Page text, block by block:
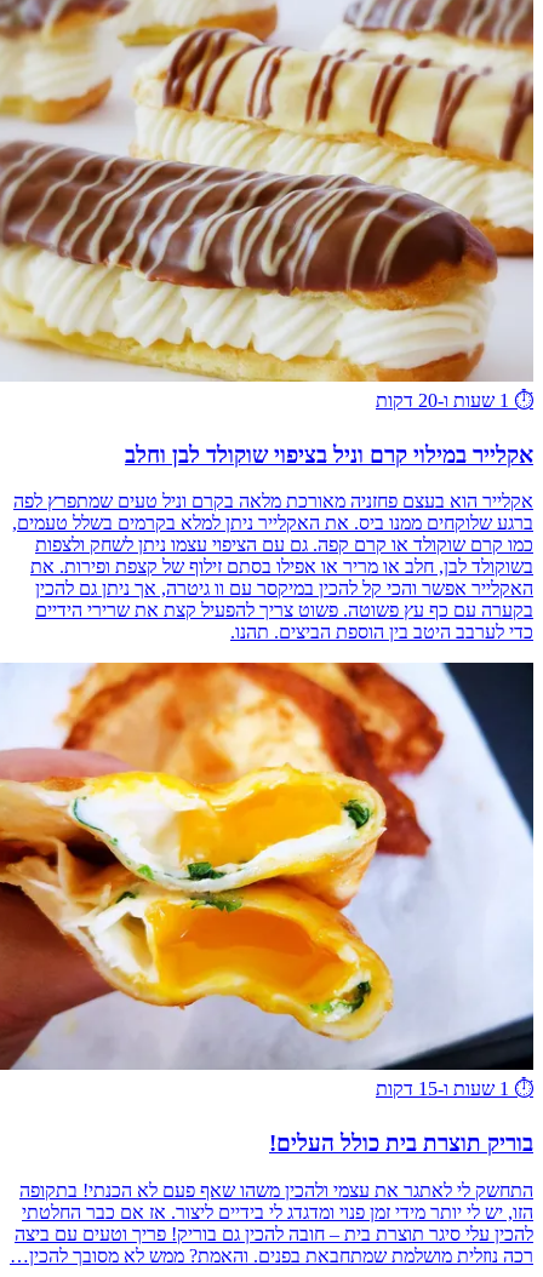
⏱️ 1 שעות ו-20 דקות
אקלייר במילוי קרם וניל בציפוי שוקולד לבן וחלב
אקלייר הוא בעצם פחזניה מאורכת מלאה בקרם וניל טעים שמתפרץ לפה
ברגע שלוקחים ממנו ביס. את האקלייר ניתן למלא בקרמים בשלל טעמים,
כמו קרם שוקולד או קרם קפה. גם עם הציפוי עצמו ניתן לשחק ולצפות
בשוקולד לבן, חלב או מריר או אפילו בסתם זילוף של קצפת ופירות. את
האקלייר אפשר והכי קל להכין במיקסר עם וו גיטרה, אך ניתן גם להכין
בקערה עם כף עץ פשוטה. פשוט צריך להפעיל קצת את שרירי הידיים
כדי לערבב היטב בין הוספת הביצים. תהנו.
⏱️ 1 שעות ו-15 דקות
בוריק תוצרת בית כולל העלים!
התחשק לי לאתגר את עצמי ולהכין משהו שאף פעם לא הכנתי! בתקופה
הזו, יש לי יותר מידי זמן פנוי ומדגדג לי בידיים ליצור. אז אם כבר החלטתי
להכין עלי סיגר תוצרת בית – חובה להכין גם בוריק! פריך וטעים עם ביצה
רכה נוזלית מושלמת שמתחבאת בפנים. והאמת? ממש לא מסובך להכין…